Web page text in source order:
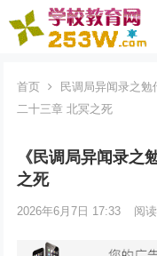
首页 民调局异闻录之勉
二十三章 北冥之死
《民调局异闻录之
之死
2026年6月7日 17:33 阅读